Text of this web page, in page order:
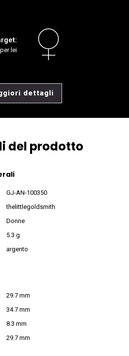
lei
dettagli
del prodotto
GJ-AN-100350
thelittlegoldsmith
Donne
5.3 g
argento
29.7 mm
34.7 mm
8.3 mm
29.7 mm